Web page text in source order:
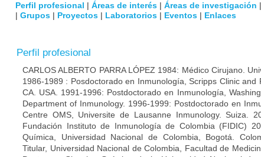
Perfil profesional | Áreas de interés | Áreas de investigación |
| Grupos | Proyectos | Laboratorios | Eventos | Enlaces
Perfil profesional
CARLOS ALBERTO PARRA LÓPEZ 1984: Médico Cirujano.
1986-1989 : Posdoctorado en Inmunología, Scripps Clinic and
CA. USA. 1991-1996: Postdoctorado en Inmunología,
Department of Inmunology. 1996-1999: Postdoctorado en
Centre OMS, Universite de Lausanne Inmunology. Suiza.
Fundación Instituto de Inmunología de Colombia (FIDIC)
Química, Universidad Nacional de Colombia, Bogotá.
Titular, Universidad Nacional de Colombia, Facultad de